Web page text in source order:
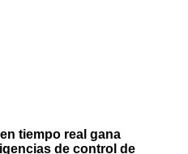
tiempo real gana
de control de